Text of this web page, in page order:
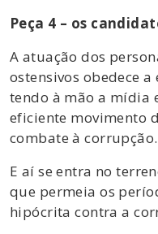
Peça 4 – os
A atuação dos
ostensivos obedece a
tendo à mão a mídia
eficiente movimento
combate à corrupção.
E aí se entra no
que permeia os
hipócrita contra a